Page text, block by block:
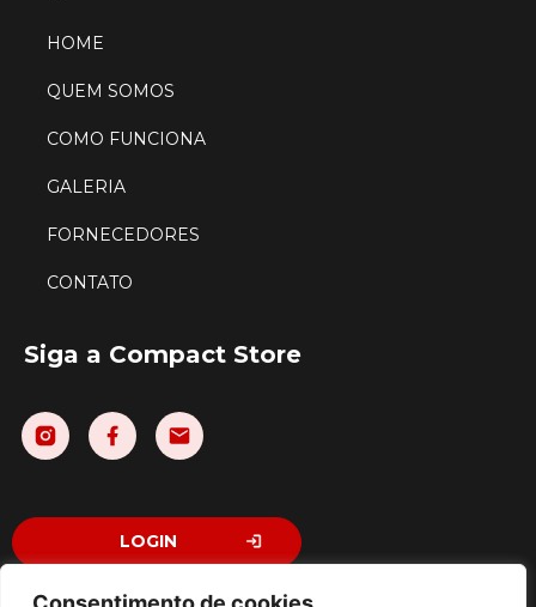
HOME
QUEM SOMOS
COMO FUNCIONA
GALERIA
FORNECEDORES
CONTATO
Siga a Compact Store
LOGIN